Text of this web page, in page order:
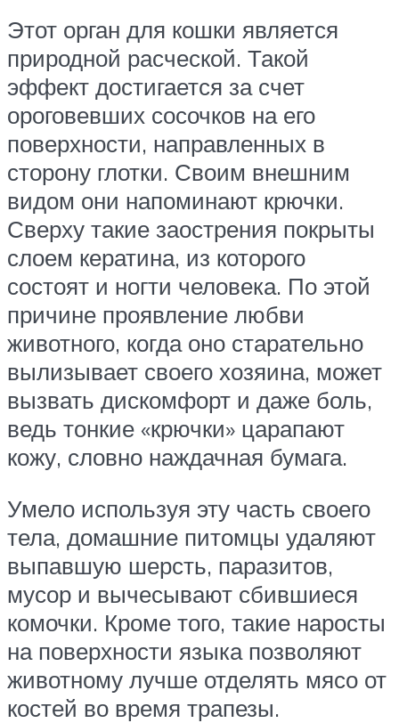
Этот орган для кошки является
природной расческой. Такой
эффект достигается за счет
ороговевших сосочков на его
поверхности, направленных в
сторону глотки. Своим внешним
видом они напоминают крючки.
Сверху такие заострения покрыты
слоем кератина, из которого
состоят и ногти человека. По этой
причине проявление любви
животного, когда оно старательно
вылизывает своего хозяина, может
вызвать дискомфорт и даже боль,
ведь тонкие «крючки» царапают
кожу, словно наждачная бумага.
Умело используя эту часть своего
тела, домашние питомцы удаляют
выпавшую шерсть, паразитов,
мусор и вычесывают сбившиеся
комочки. Кроме того, такие наросты
на поверхности языка позволяют
животному лучше отделять мясо от
костей во время трапезы.